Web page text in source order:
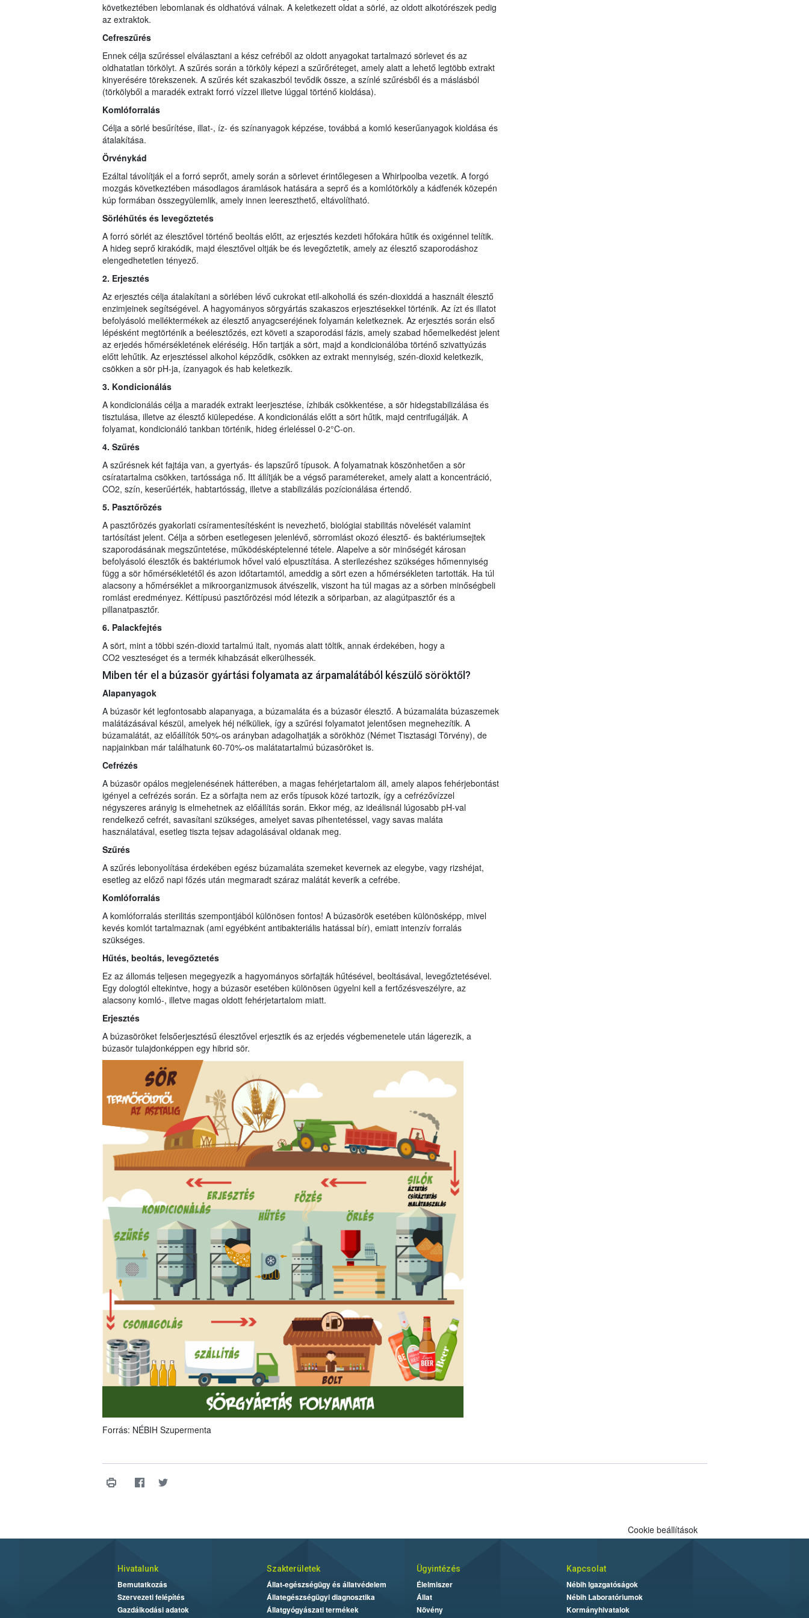
következtében lebomlanak és oldhatóvá válnak. A keletkezett oldat a sörlé, az oldott alkotórészek pedig
az extraktok.
Cefreszűrés
Ennek célja szűréssel elválasztani a kész cefréből az oldott anyagokat tartalmazó sörlevet és az
oldhatatlan törkölyt. A szűrés során a törköly képezi a szűrőréteget, amely alatt a lehető legtöbb extrakt
kinyerésére törekszenek. A szűrés két szakaszból tevődik össze, a színlé szűrésből és a máslásból
(törkölyből a maradék extrakt forró vízzel illetve lúggal történő kioldása).
Komlóforralás
Célja a sörlé besűrítése, illat-, íz- és színanyagok képzése, továbbá a komló keserűanyagok kioldása és
átalakítása.
Örvénykád
Ezáltal távolítják el a forró seprőt, amely során a sörlevet érintőlegesen a Whirlpoolba vezetik. A forgó
mozgás következtében másodlagos áramlások hatására a seprő és a komlótörköly a kádfenék közepén
kúp formában összegyülemlik, amely innen leereszthető, eltávolítható.
Sörléhűtés és levegőztetés
A forró sörlét az élesztővel történő beoltás előtt, az erjesztés kezdeti hőfokára hűtik és oxigénnel telítik.
A hideg seprő kirakódik, majd élesztővel oltják be és levegőztetik, amely az élesztő szaporodáshoz
elengedhetetlen tényező.
2. Erjesztés
Az erjesztés célja átalakítani a sörlében lévő cukrokat etil-alkohollá és szén-dioxiddá a használt élesztő
enzimjeinek segítségével. A hagyományos sörgyártás szakaszos erjesztésekkel történik. Az ízt és illatot
befolyásoló melléktermékek az élesztő anyagcseréjének folyamán keletkeznek. Az erjesztés során első
lépésként megtörténik a beélesztőzés, ezt követi a szaporodási fázis, amely szabad hőemelkedést jelent
az erjedés hőmérsékletének eléréséig. Hőn tartják a sört, majd a kondicionálóba történő szivattyúzás
előtt lehűtik. Az erjesztéssel alkohol képződik, csökken az extrakt mennyiség, szén-dioxid keletkezik,
csökken a sör pH-ja, ízanyagok és hab keletkezik.
3. Kondicionálás
A kondicionálás célja a maradék extrakt leerjesztése, ízhibák csökkentése, a sör hidegstabilizálása és
tisztulása, illetve az élesztő kiülepedése. A kondicionálás előtt a sört hűtik, majd centrifugálják. A
folyamat, kondicionáló tankban történik, hideg érleléssel 0-2°C-on.
4. Szűrés
A szűrésnek két fajtája van, a gyertyás- és lapszűrő típusok. A folyamatnak köszönhetően a sör
csíratartalma csökken, tartóssága nő. Itt állítják be a végső paramétereket, amely alatt a koncentráció,
CO2, szín, keserűérték, habtartósság, illetve a stabilizálás pozícionálása értendő.
5. Pasztőrözés
A pasztőrözés gyakorlati csíramentesítésként is nevezhető, biológiai stabilitás növelését valamint
tartósítást jelent. Célja a sörben esetlegesen jelenlévő, sörromlást okozó élesztő- és baktériumsejtek
szaporodásának megszűntetése, működésképtelenné tétele. Alapelve a sör minőségét károsan
befolyásoló élesztők és baktériumok hővel való elpusztítása. A sterilezéshez szükséges hőmennyiség
függ a sör hőmérsékletétől és azon időtartamtól, ameddig a sört ezen a hőmérsékleten tartották. Ha túl
alacsony a hőmérséklet a mikroorganizmusok átvészelik, viszont ha túl magas az a sörben minőségbeli
romlást eredményez. Kéttípusú pasztőrözési mód létezik a söriparban, az alagútpasztőr és a
pillanatpasztőr.
6. Palackfejtés
A sört, mint a többi szén-dioxid tartalmú italt, nyomás alatt töltik, annak érdekében, hogy a
CO2 veszteséget és a termék kihabzását elkerülhessék.
Miben tér el a búzasör gyártási folyamata az árpamalátából készülő söröktől?
Alapanyagok
A búzasör két legfontosabb alapanyaga, a búzamaláta és a búzasör élesztő. A búzamaláta búzaszemek
malátázásával készül, amelyek héj nélküliek, így a szűrési folyamatot jelentősen megnehezítik. A
búzamalátát, az előállítók 50%-os arányban adagolhatják a sörökhöz (Német Tisztasági Törvény), de
napjainkban már találhatunk 60-70%-os malátatartalmú búzasöröket is.
Cefrézés
A búzasör opálos megjelenésének hátterében, a magas fehérjetartalom áll, amely alapos fehérjebontást
igényel a cefrézés során. Ez a sörfajta nem az erős típusok közé tartozik, így a cefrézővízzel
négyszeres arányig is elmehetnek az előállítás során. Ekkor még, az ideálisnál lúgosabb pH-val
rendelkező cefrét, savasítani szükséges, amelyet savas pihentetéssel, vagy savas maláta
használatával, esetleg tiszta tejsav adagolásával oldanak meg.
Szűrés
A szűrés lebonyolítása érdekében egész búzamaláta szemeket kevernek az elegybe, vagy rizshéjat,
esetleg az előző napi főzés után megmaradt száraz malátát keverik a cefrébe.
Komlóforralás
A komlóforralás sterilitás szempontjából különösen fontos! A búzasörök esetében különösképp, mivel
kevés komlót tartalmaznak (ami egyébként antibakteriális hatással bír), emiatt intenzív forralás
szükséges.
Hűtés, beoltás, levegőztetés
Ez az állomás teljesen megegyezik a hagyományos sörfajták hűtésével, beoltásával, levegőztetésével.
Egy dologtól eltekintve, hogy a búzasör esetében különösen ügyelni kell a fertőzésveszélyre, az
alacsony komló-, illetve magas oldott fehérjetartalom miatt.
Erjesztés
A búzasöröket felsőerjesztésű élesztővel erjesztik és az erjedés végbemenetele után lágerezik, a
búzasör tulajdonképpen egy hibrid sör.
Forrás: NÉBIH Szupermenta
Cookie beállítások
Hivatalunk
Bemutatkozás
Szervezeti felépítés
Gazdálkodási adatok
Szakterületek
Állat-egészségügy és állatvédelem
Állategészségügyi diagnosztika
Állatgyógyászati termékek
Ügyintézés
Élelmiszer
Állat
Növény
Kapcsolat
Nébih Igazgatóságok
Nébih Laboratóriumok
Kormányhivatalok